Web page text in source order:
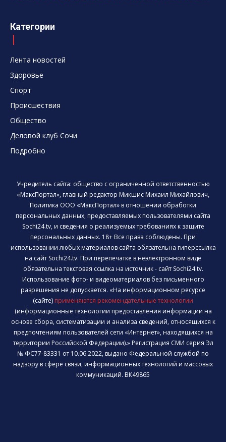
Категории
Лента новостей
Здоровье
Спорт
Происшествия
Общество
Деловой клуб Сочи
Подробно
Учредитель сайта: общество с ограниченной ответственностью
«МаксПортал», главный редактор Микшис Михаил Михайлович,
Политика ООО «МаксПортал» в отношении обработки
персональных данных, предоставляемых пользователями сайта
Sochi24.tv, и сведения о реализуемых требованиях к защите
персональных данных. 18+ Все права соблюдены. При
использовании любых материалов сайта обязательна гиперссылка
на сайт Sochi24.tv. При перепечатке в неэлектронном виде
обязательна текстовая ссылка на источник - сайт Sochi24.tv.
Использование фото- и видеоматериалов без письменного
разрешения не допускается. «На информационном ресурсе
(сайте) применяются рекомендательные технологии
(информационные технологии предоставления информации на
основе сбора, систематизации и анализа сведений, относящихся к
предпочтениям пользователей сети «Интернет», находящихся на
территории Российской Федерации).» Регистрация СМИ серия Эл
№ ФС77-83331 от 10.06.2022, выдано Федеральной службой по
надзору в сфере связи, информационных технологий и массовых
коммуникаций. ВК49865